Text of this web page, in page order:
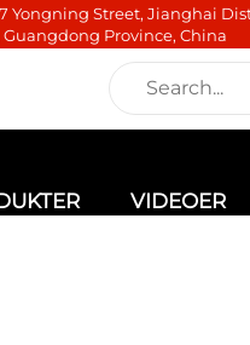
Yongning Street, Jianghai
Province, China
VIDEOER